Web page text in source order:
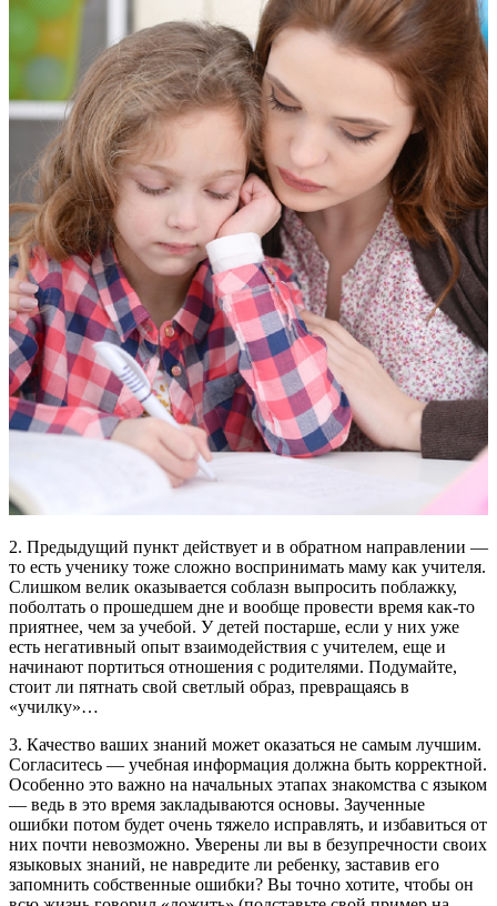
2. Предыдущий пункт действует и в обратном направлении —
то есть ученику тоже сложно воспринимать маму как учителя.
Слишком велик оказывается соблазн выпросить поблажку,
поболтать о прошедшем дне и вообще провести время как-то
приятнее, чем за учебой. У детей постарше, если у них уже
есть негативный опыт взаимодействия с учителем, еще и
начинают портиться отношения с родителями. Подумайте,
стоит ли пятнать свой светлый образ, превращаясь в
«училку»…
3. Качество ваших знаний может оказаться не самым лучшим.
Согласитесь — учебная информация должна быть корректной.
Особенно это важно на начальных этапах знакомства с языком
— ведь в это время закладываются основы. Заученные
ошибки потом будет очень тяжело исправлять, и избавиться от
них почти невозможно. Уверены ли вы в безупречности своих
языковых знаний, не навредите ли ребенку, заставив его
запомнить собственные ошибки? Вы точно хотите, чтобы он